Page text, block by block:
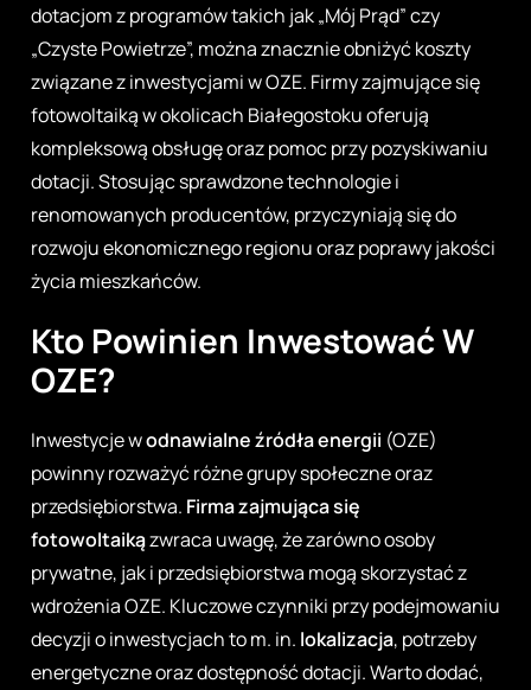
dotacjom z programów takich jak „Mój Prąd” czy
„Czyste Powietrze”, można znacznie obniżyć koszty
związane z inwestycjami w OZE. Firmy zajmujące się
fotowoltaiką w okolicach Białegostoku oferują
kompleksową obsługę oraz pomoc przy pozyskiwaniu
dotacji. Stosując sprawdzone technologie i
renomowanych producentów, przyczyniają się do
rozwoju ekonomicznego regionu oraz poprawy jakości
życia mieszkańców.
Kto Powinien Inwestować W
OZE?
Inwestycje wodnawialne źródła energii (OZE)
powinny rozważyć różne grupy społeczne oraz
przedsiębiorstwa. Firma zajmująca się
fotowoltaikązwraca uwagę, że zarówno osoby
prywatne, jak i przedsiębiorstwa mogą skorzystać z
wdrożenia OZE. Kluczowe czynniki przy podejmowaniu
decyzji o inwestycjach to m. in. lokalizacja, potrzeby
energetyczne oraz dostępność dotacji. Warto dodać,